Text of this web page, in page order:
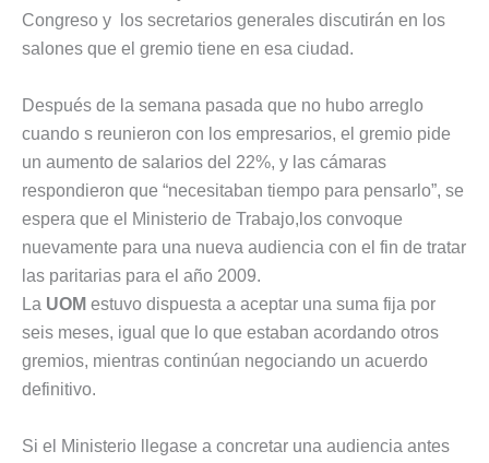
Congreso y los secretarios generales discutirán en los
salones que el gremio tiene en esa ciudad.
Después de la semana pasada que no hubo arreglo
cuando s reunieron con los empresarios, el gremio pide
un aumento de salarios del 22%, y las cámaras
respondieron que “necesitaban tiempo para pensarlo”, se
espera que el Ministerio de Trabajo,los convoque
nuevamente para una nueva audiencia con el fin de tratar
las paritarias para el año 2009.
La UOM estuvo dispuesta a aceptar una suma fija por
seis meses, igual que lo que estaban acordando otros
gremios, mientras continúan negociando un acuerdo
definitivo.
Si el Ministerio llegase a concretar una audiencia antes